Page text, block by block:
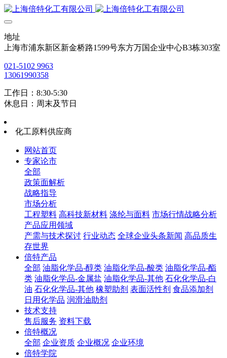
地址
上海市浦东新区新金桥路1599号东方万国企业中心B3栋303室
021-5102 9963
13061990358
工作日：8:30-5:30
休息日：周末及节日
化工原料供应商
网站首页
专家论市
全部
政策面解析
战略指导
市场分析
工程塑料 高科技新材料 涤纶与面料 市场行情战略分析
产品应用领域
产需与技术探讨 行业动态 全球企业头条新闻 高品质生
存世界
倍特产品
全部 油脂化学品-醇类 油脂化学品-酸类 油脂化学品-酯
类 油脂化学品-金属盐 油脂化学品-其他 石化化学品-白
油 石化化学品-其他 橡塑助剂 表面活性剂 食品添加剂
日用化学品 润滑油助剂
技术支持
售后服务 资料下载
倍特概况
全部 企业资质 企业概况 企业环境
倍特学院